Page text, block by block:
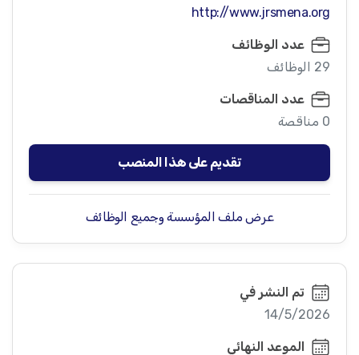
http://www.jrsmena.org
عدد الوظائف
29 الوظائف
عدد المناقصات
0 مناقصة
تقديم على هذا المنصب
عرض ملف المؤسسة وجميع الوظائف
تم النشر في
14/5/2026
الموعد النهائي